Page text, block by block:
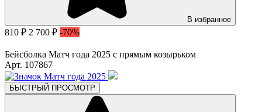
В избранное
810 ₽ 2 700 ₽ -70%
Бейсболка Матч года 2025 с прямым козырьком
Арт. 107867
БЫСТРЫЙ ПРОСМОТР